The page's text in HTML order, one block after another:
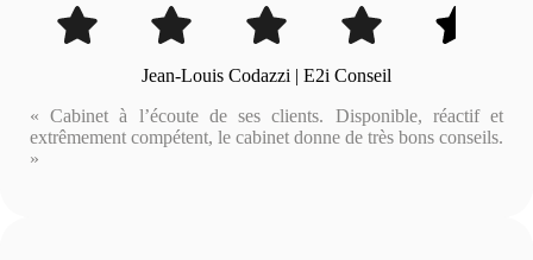
Jean-Louis Codazzi | E2i Conseil
« Cabinet à l’écoute de ses clients. Disponible, réactif et
extrêmement compétent, le cabinet donne de très bons conseils.
»